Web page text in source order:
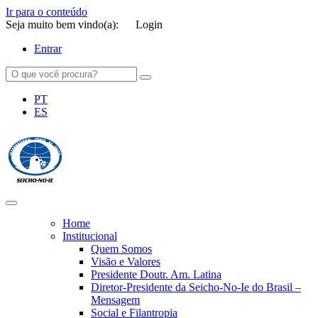
Ir para o conteúdo
Seja muito bem vindo(a):
Login
Entrar
PT
ES
Home
Institucional
Quem Somos
Visão e Valores
Presidente Doutr. Am. Latina
Diretor-Presidente da Seicho-No-Ie do Brasil –
Mensagem
Social e Filantropia